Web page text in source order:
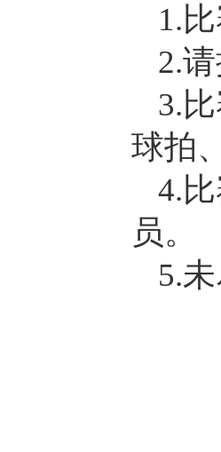
1.
2.
3.
球拍
4.
员。
5.